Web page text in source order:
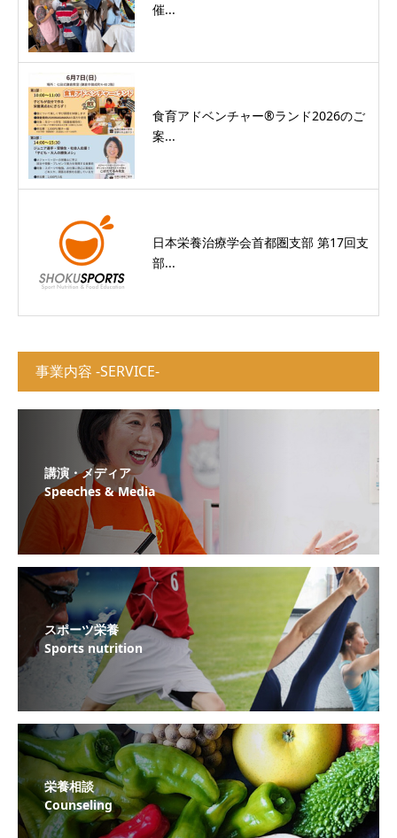
催...
食育アドベンチャー®ランド2026のご
案...
日本栄養治療学会首都圏支部 第17回支
部...
事業内容 -SERVICE-
講演・メディア
Speeches & Media
スポーツ栄養
Sports nutrition
栄養相談
Counseling